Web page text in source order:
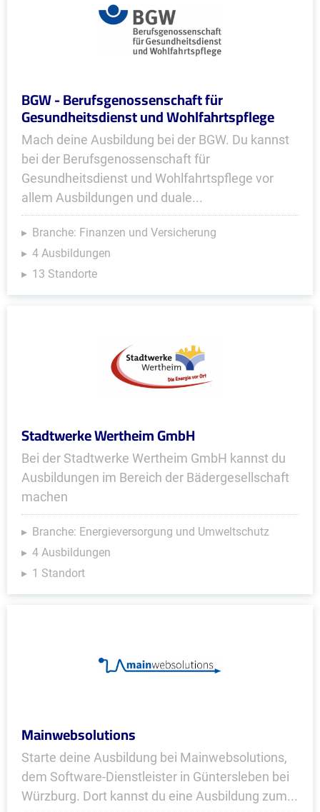
BGW - Berufsgenossenschaft für
Gesundheitsdienst und Wohlfahrtspflege
Mach deine Ausbildung bei der BGW. Du kannst
bei der Berufsgenossenschaft für
Gesundheitsdienst und Wohlfahrtspflege vor
allem Ausbildungen und duale...
Branche: Finanzen und Versicherung
4 Ausbildungen
13 Standorte
Stadtwerke Wertheim GmbH
Bei der Stadtwerke Wertheim GmbH kannst du
Ausbildungen im Bereich der Bädergesellschaft
machen
Branche: Energieversorgung und Umweltschutz
4 Ausbildungen
1 Standort
Mainwebsolutions
Starte deine Ausbildung bei Mainwebsolutions,
dem Software-Dienstleister in Güntersleben bei
Würzburg. Dort kannst du eine Ausbildung zum...